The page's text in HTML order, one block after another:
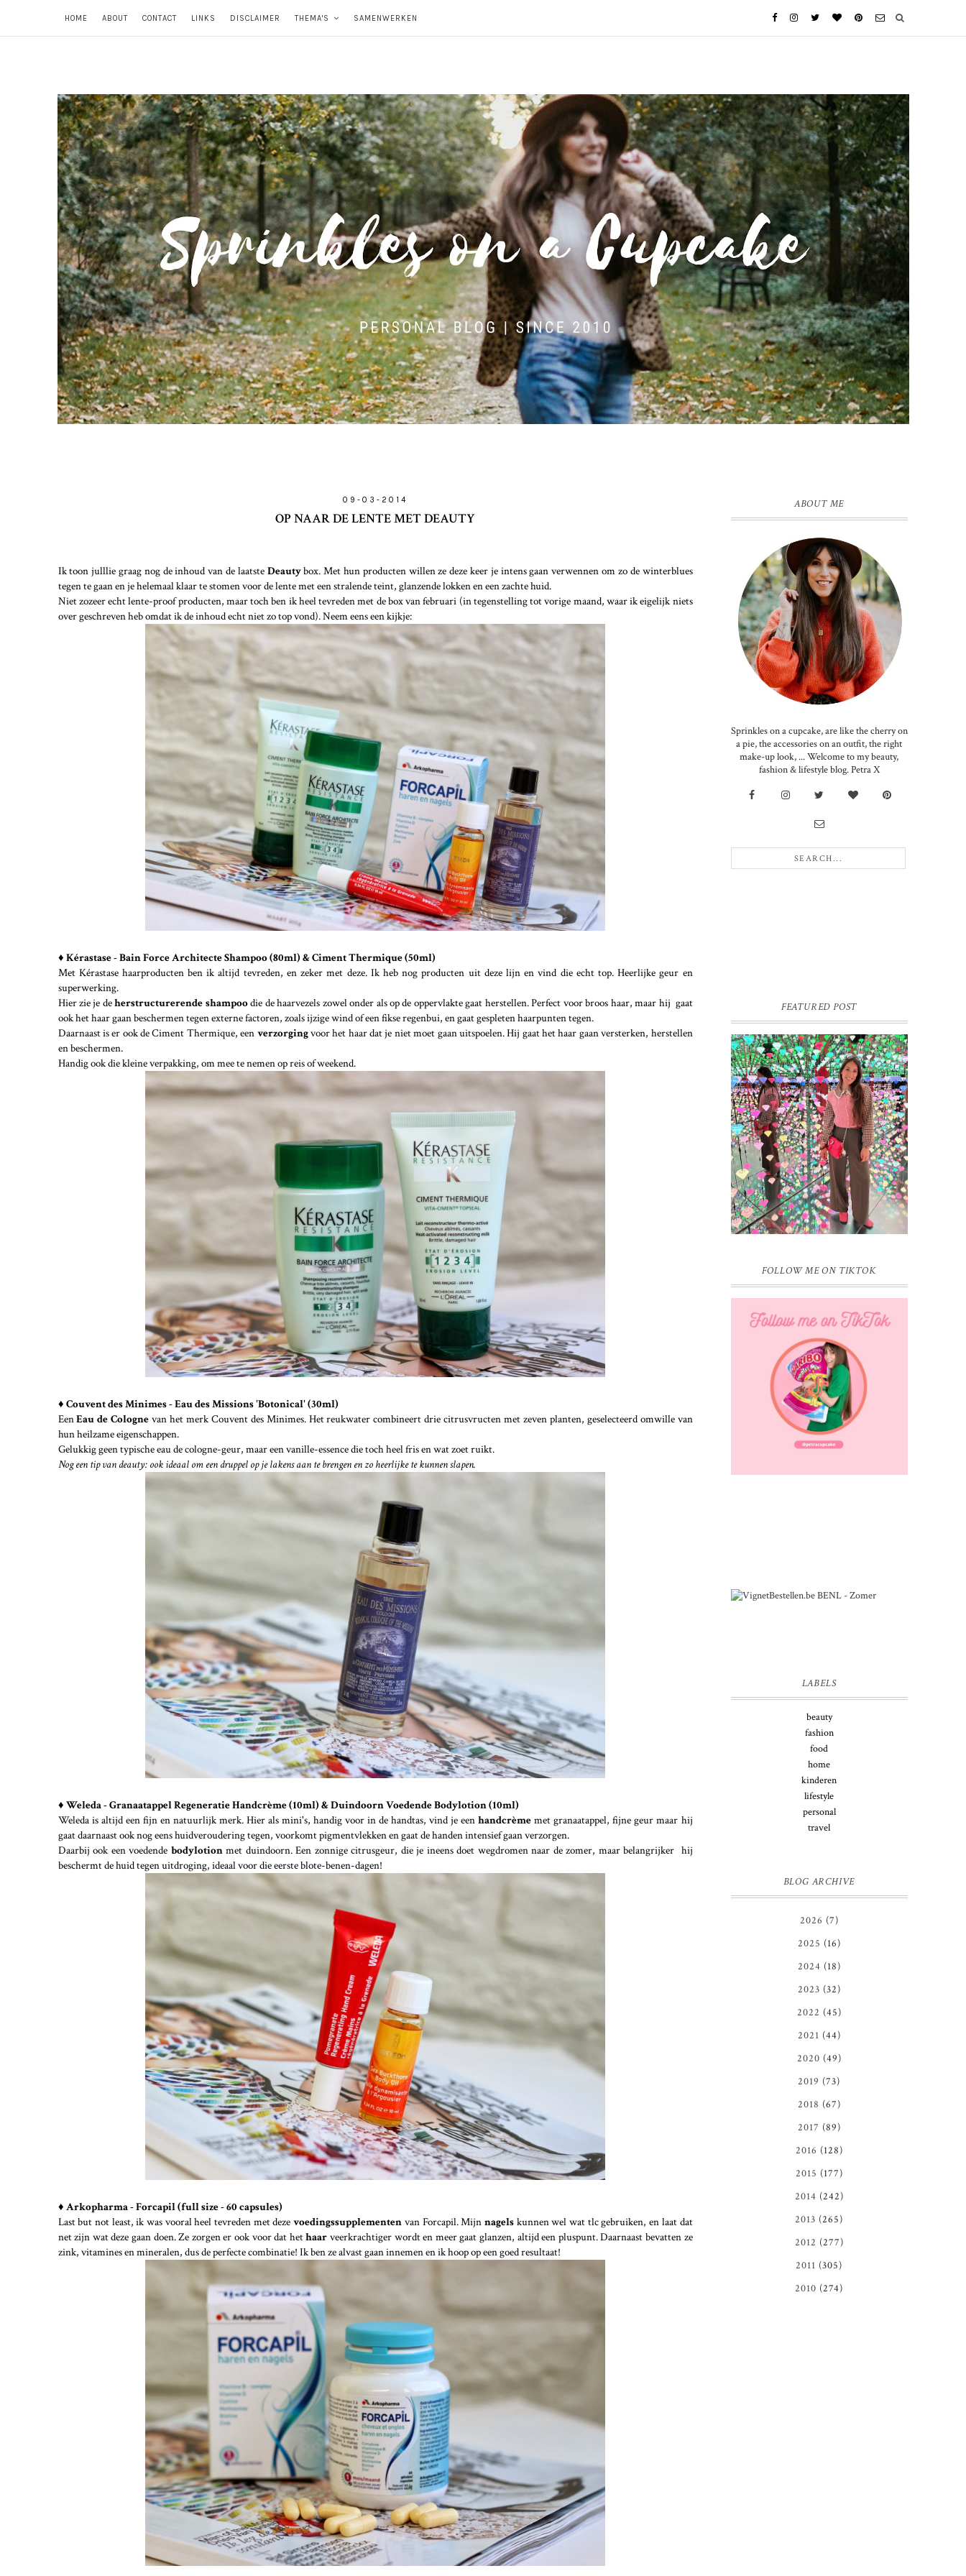
HOME ABOUT CONTACT LINKS DISCLAIMER THEMA'S SAMENWERKEN
09-03-2014
OP NAAR DE LENTE MET DEAUTY
Ik toon julllie graag nog de inhoud van de laatste Deautybox. Met hun producten willen ze deze keer je intens gaan verwennen om zo de winterblues
tegen te gaan en je helemaal klaar te stomen voor de lente met een stralende teint, glanzende lokken en een zachte huid.
Niet zozeer echt lente-proof producten, maar toch ben ik heel tevreden met de box van februari (in tegenstelling tot vorige maand, waar ik eigelijk niets
over geschreven heb omdat ik de inhoud echt niet zo top vond). Neem eens een kijkje:
♦ Kérastase - Bain Force Architecte Shampoo (80ml) & Ciment Thermique (50ml)
Met Kérastase haarproducten ben ik altijd tevreden, en zeker met deze. Ik heb nog producten uit deze lijn en vind die echt top. Heerlijke geur en
superwerking.
Hier zie je deherstructurerende shampoodie de haarvezels zowel onder als op de oppervlakte gaat herstellen. Perfect voor broos haar, maar hij gaat
ook het haar gaan beschermen tegen externe factoren, zoals ijzige wind of een fikse regenbui, en gaat gespleten haarpunten tegen.
Daarnaast is er ook de Ciment Thermique, een verzorgingvoor het haar dat je niet moet gaan uitspoelen. Hij gaat het haar gaan versterken, herstellen
en beschermen.
Handig ook die kleine verpakking, om mee te nemen op reis of weekend.
♦ Couvent des Minimes - Eau des Missions 'Botonical' (30ml)
EenEau de Cologne van het merk Couvent des Minimes. Het reukwater combineert drie citrusvructen met zeven planten, geselecteerd omwille van
hun heilzame eigenschappen.
Gelukkig geen typische eau de cologne-geur, maar een vanille-essence die toch heel fris en wat zoet ruikt.
Nog een tip van deauty: ook ideaal om een druppel op je lakens aan te brengen en zo heerlijke te kunnen slapen.
♦ Weleda - Granaatappel Regeneratie Handcrème (10ml) & Duindoorn Voedende Bodylotion (10ml)
Weleda is altijd een fijn en natuurlijk merk. Hier als mini's, handig voor in de handtas, vind je eenhandcrèmemet granaatappel, fijne geur maar hij
gaat daarnaast ook nog eens huidveroudering tegen, voorkomt pigmentvlekken en gaat de handen intensief gaan verzorgen.
Daarbij ook een voedende bodylotionmet duindoorn. Een zonnige citrusgeur, die je ineens doet wegdromen naar de zomer, maar belangrijker hij
beschermt de huid tegen uitdroging, ideaal voor die eerste blote-benen-dagen!
♦ Arkopharma - Forcapil (full size - 60 capsules)
Last but not least, ik was vooral heel tevreden met dezevoedingssupplementen van Forcapil. Mijn nagels kunnen wel wat tlc gebruiken, en laat dat
net zijn wat deze gaan doen. Ze zorgen er ook voor dat hethaar veerkrachtiger wordt en meer gaat glanzen, altijd een pluspunt. Daarnaast bevatten ze
zink, vitamines en mineralen, dus de perfecte combinatie! Ik ben ze alvast gaan innemen en ik hoop op een goed resultaat!
ABOUT ME
Sprinkles on a cupcake, are like the cherry on
a pie, the accessories on an outfit, the right
make-up look, ... Welcome to my beauty,
fashion & lifestyle blog. Petra X
FEATURED POST
16 JAAR SPRINKLES ON A
CUPCAKE
Vandaag is het weer zo’n moment waarop
ik even bewust op de pauzeknop duw, want
Sprinkles on a Cupcake bestaat 16 jaar.
Zestien. Dat blijft ...
FOLLOW ME ON TIKTOK
LABELS
beauty
fashion
food
home
kinderen
lifestyle
personal
travel
BLOG ARCHIVE
2026 (7)
2025 (16)
2024 (18)
2023 (32)
2022 (45)
2021 (44)
2020 (49)
2019 (73)
2018 (67)
2017 (89)
2016 (128)
2015 (177)
2014 (242)
2013 (265)
2012 (277)
2011 (305)
2010 (274)